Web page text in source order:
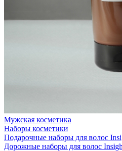
Мужская косметика
Наборы косметики
Подарочные наборы для волос
Дорожные наборы для волос